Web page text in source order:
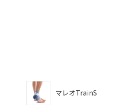
マレオTrainS